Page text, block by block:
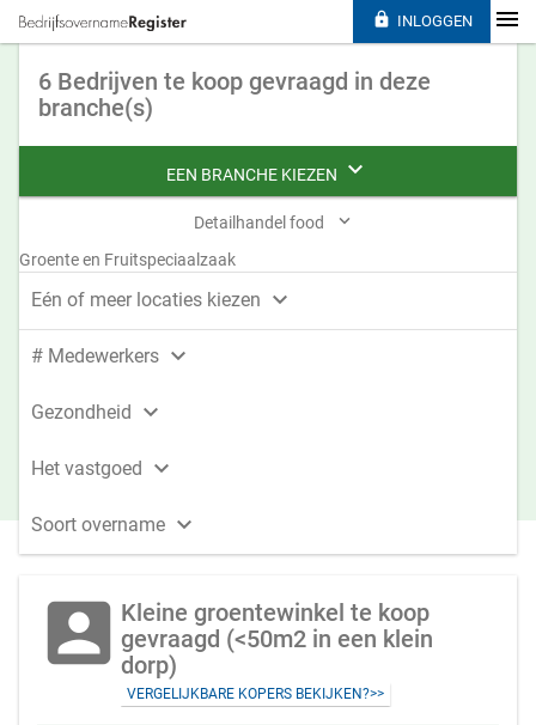
6 Bedrijven te koop gevraagd in deze
branche(s)
EEN BRANCHE KIEZEN 
Detailhandel food 
Groente en Fruitspeciaalzaak
Eén of meer locaties kiezen 
# Medewerkers 
Gezondheid 
Het vastgoed 
Soort overname 
account_box Kleine groentewinkel te koop
gevraagd (<50m2 in een klein
dorp)
VERGELIJKBARE KOPERS BEKIJKEN?>>
 INLOGGEN